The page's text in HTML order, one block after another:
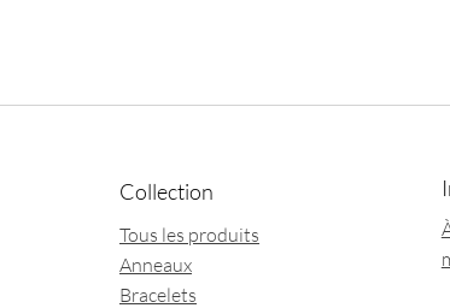
Collection
Tous les produits
Anneaux
Bracelets